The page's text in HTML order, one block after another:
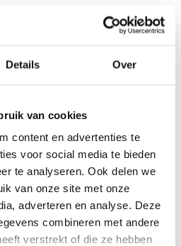
Details Over
van cookies
content en advertenties te
voor social media te bieden
te analyseren. Ook delen we
van onze site met onze
adverteren en analyse. Deze
combineren met andere
verstrekt of die ze hebben
de 8e verdieping
(slaap)kamers
woonkamer
inloopdouche
met schuifpui
in te richten
van € 10.000
fontein
én verkoelen via